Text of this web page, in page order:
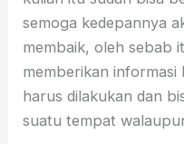
semoga kedepannya
membaik, oleh sebab
memberikan
harus dilakukan dan
suatu tempat